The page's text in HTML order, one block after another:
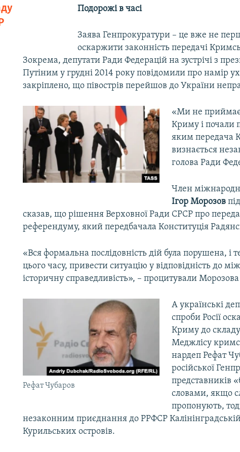
Подорожі в часі
Заява Генпрокуратури – це вже не
оскаржити законність передачі
Зокрема, депутати Ради Федерацій на зустрічі з
Путіним у грудні 2014 року повідомили про намір
закріплено, що півострів перейшов до України
«Ми не
Криму і почали
яким передача
визнається
голова Ради
Член
Ігор Морозов
сказав, що рішення Верховної Ради СРСР про
референдуму, який передбачала Конституція
«Вся формальна послідовність дій була порушена, і
цього часу, привести ситуацію у відповідність до
історичну справедливість», – процитували
Рефат Чубаров
А українські
спроби Росії
Криму до складу
Меджлісу
нардеп Рефат
російської
представників
словами, якщо
пропонують,
незаконним приєднання до РРФСР Калінінградській
Курильських островів.